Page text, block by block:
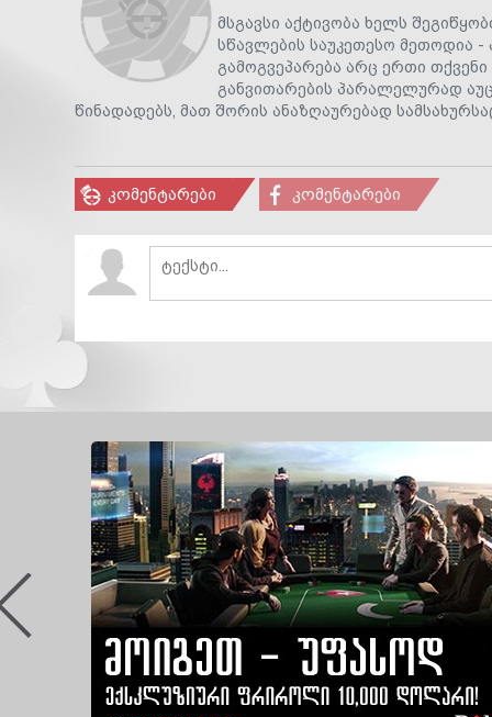
მსგავსი აქტივობა ხელს
სწავლების საუკეთესო მეთოდია
გამოგვეპარება არც ერთი
განვითარების პარალელურად
წინადადებს, მათ შორის ანაზღაურებად
კომენტარები კომენტარები